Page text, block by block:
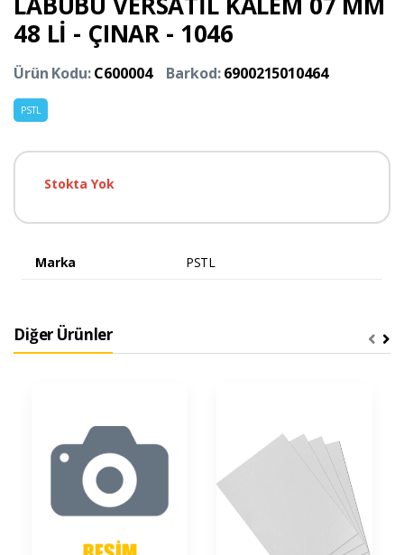
48 Lİ - ÇINAR - 1046
Ürün Kodu:C600004 Barkod:6900215010464
PSTL
Stokta Yok
Marka PSTL
Diğer Ürünler